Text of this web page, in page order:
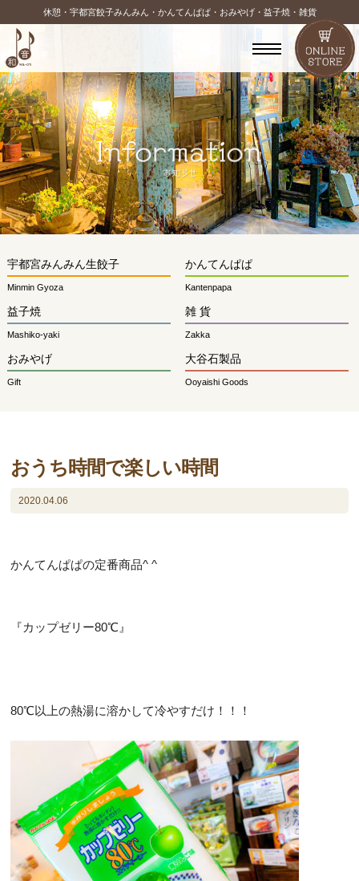
休憩・宇都宮餃子みんみん・かんてんぱぱ・おみやげ・益子焼・雑貨
宇都宮みんみん生餃子
Minmin Gyoza
かんてんぱぱ
Kantenpapa
益子焼
Mashiko-yaki
雑 貨
Zakka
おみやげ
Gift
大谷石製品
Ooyaishi Goods
おうち時間で楽しい時間
2020.04.06
かんてんぱぱの定番商品^ ^
『カップゼリー80℃』
80℃以上の熱湯に溶かして冷やすだけ！！！